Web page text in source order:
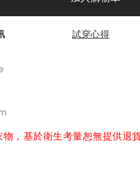
試穿心得
，基於衛生考量恕無提供退貨